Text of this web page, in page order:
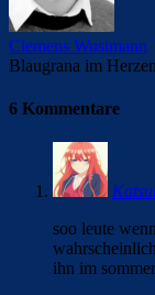
Clemens Wustmann
Blaugrana im
6 Kommentare
soo leute
ihn im